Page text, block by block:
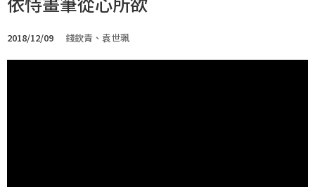
2018/12/09 錢欽青、袁世珮